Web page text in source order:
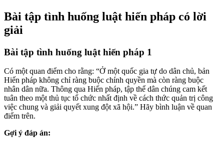
Bài tập tình huống luật hiến pháp có lời
giải
Bài tập tình huống luật hiến pháp 1
Có một quan điểm cho rằng: “Ở một quốc gia tự do dân chủ, bản
Hiến pháp không chỉ ràng buộc chính quyền mà còn ràng buộc
nhân dân nữa. Thông qua Hiến pháp, tập thể dân chúng cam kết
tuân theo một thủ tục tổ chức nhất định về cách thức quản trị công
việc chung và giải quyết xung đột xã hội.” Hãy bình luận về quan
điểm trên.
Gợi ý đáp án: